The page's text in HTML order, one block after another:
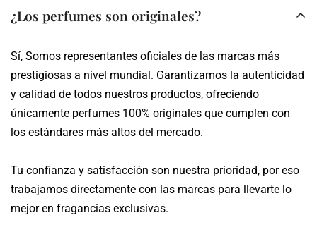
dependiendo de tu ubicación.
Te proporcionamos un número de seguimiento para que
puedas monitorear el estado de tu pedido en tiempo real.
¿Los perfumes son originales?
Sí, Somos representantes oficiales de las marcas más
prestigiosas a nivel mundial. Garantizamos la autenticidad
y calidad de todos nuestros productos, ofreciendo
únicamente perfumes 100% originales que cumplen con
los estándares más altos del mercado.
Tu confianza y satisfacción son nuestra prioridad, por eso
trabajamos directamente con las marcas para llevarte lo
mejor en fragancias exclusivas.